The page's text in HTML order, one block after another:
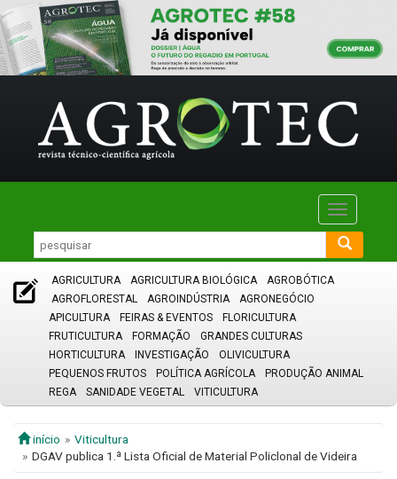
Toggle
AGRICULTURA AGRICULTURA BIOLÓGICA
AGROBÓTICA
AGROFLORESTAL
AGROINDÚSTRIA
AGRONEGÓCIO
APICULTURA
FEIRAS & EVENTOS
FLORICULTURA
FRUTICULTURA
FORMAÇÃO
GRANDES CULTURAS
HORTICULTURA
INVESTIGAÇÃO
OLIVICULTURA
PEQUENOS FRUTOS
POLÍTICA AGRÍCOLA
PRODUÇÃO ANIMAL
REGA
SANIDADE VEGETAL VITICULTURA
início
Viticultura
DGAV publica 1.ª Lista Oficial de Material Policlonal de Videira